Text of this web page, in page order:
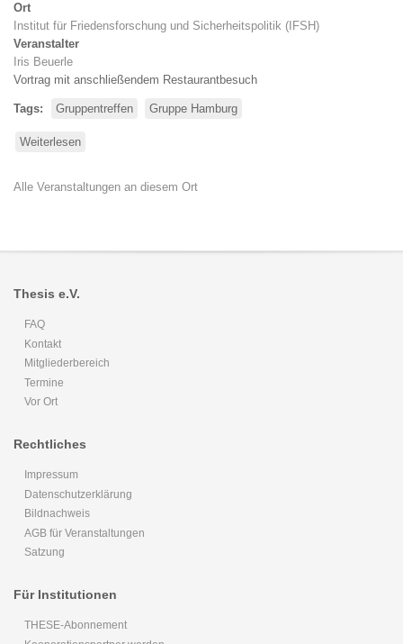
Ort
Institut für Friedensforschung und Sicherheitspolitik (IFSH)
Veranstalter
Iris Beuerle
Vortrag mit anschließendem Restaurantbesuch
Tags Gruppentreffen Gruppe Hamburg
Weiterlesen
Stammtisch
Alle Veranstaltungen an diesem Ort
Thesis e.V.
FAQ
Kontakt
Mitgliederbereich
Termine
Vor Ort
Rechtliches
Impressum
Datenschutzerklärung
Bildnachweis
AGB für Veranstaltungen
Satzung
Für Institutionen
THESE-Abonnement